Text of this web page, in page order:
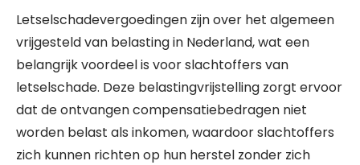
Letselschadevergoedingen zijn over het algemeen
vrijgesteld van belasting in Nederland, wat een
belangrijk voordeel is voor slachtoffers van
letselschade. Deze belastingvrijstelling zorgt ervoor
dat de ontvangen compensatiebedragen niet
worden belast als inkomen, waardoor slachtoffers
zich kunnen richten op hun herstel zonder zich